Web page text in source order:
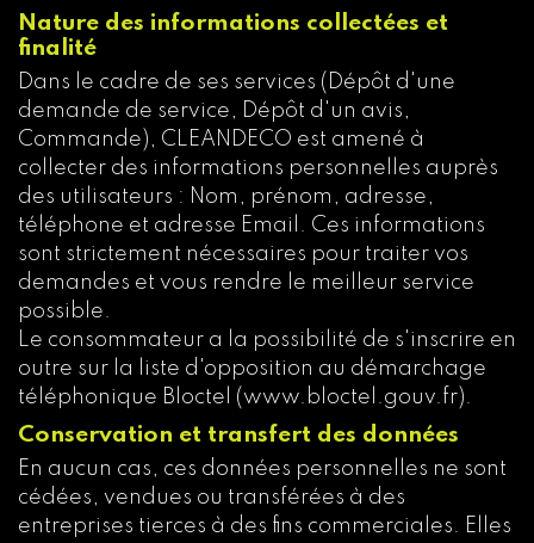
Nature des informations collectées et
finalité
Dans le cadre de ses services (Dépôt d'une
demande de service, Dépôt d'un avis,
Commande), CLEANDECO est amené à
collecter des informations personnelles auprès
des utilisateurs : Nom, prénom, adresse,
téléphone et adresse Email. Ces informations
sont strictement nécessaires pour traiter vos
demandes et vous rendre le meilleur service
possible.
Le consommateur a la possibilité de s'inscrire en
outre sur la liste d'opposition au démarchage
téléphonique Bloctel (www.bloctel.gouv.fr).
Conservation et transfert des données
En aucun cas, ces données personnelles ne sont
cédées, vendues ou transférées à des
entreprises tierces à des fins commerciales. Elles